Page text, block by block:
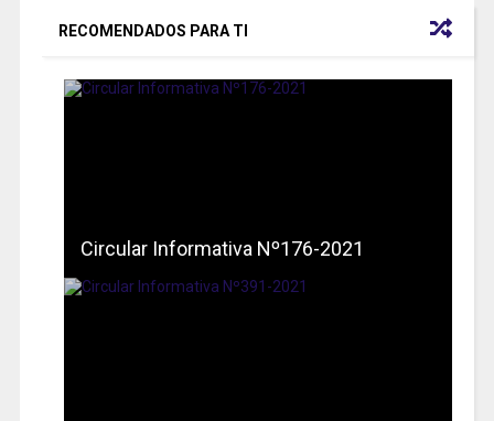
RECOMENDADOS PARA TI
Circular Informativa Nº176-2021